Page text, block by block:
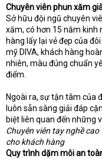
Chuyên viên phun xăm
Sở hữu đội ngũ chuyên
xăm, có hơn 15 năm kinh
hàng lấy lại vẻ đẹp của
mỹ DIVA, khách hàng
nhiên, màu đúng chuẩn
điểm.
Ngoài ra, sự tận tâm của
luôn sẵn sàng giải đáp
biệt liên quan đến những
Chuyên viên tay nghề
cho khách hàng
Quy trình dặm môi an